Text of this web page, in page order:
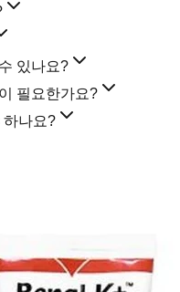
있나요?
필요한가요?
하나요?